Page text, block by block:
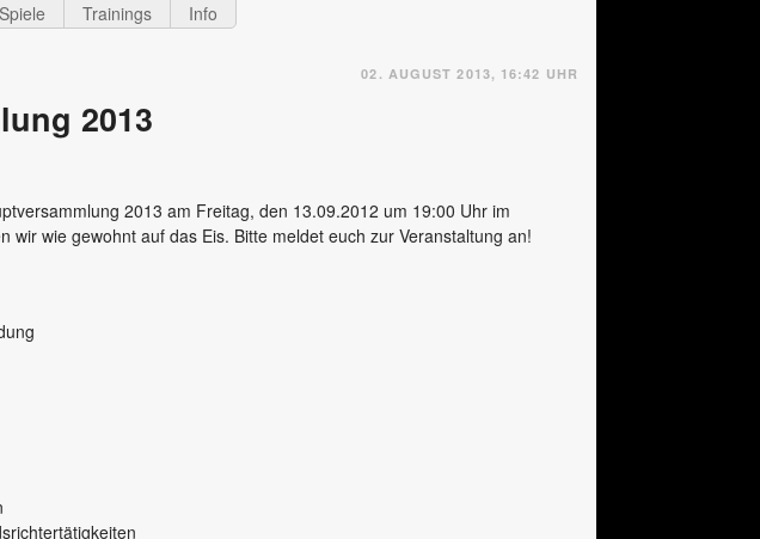
Spiele Trainings Info
02. AUGUST 2013, 16:42 UHR
2013
2013 am Freitag, den 13.09.2012 um 19:00 Uhr im
wir wie gewohnt auf das Eis. Bitte meldet euch zur Veranstaltung an!